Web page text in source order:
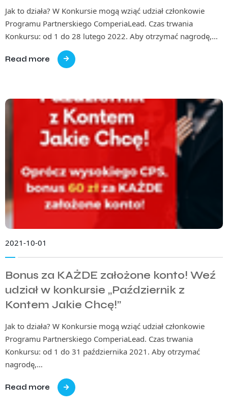
Jak to działa? W Konkursie mogą wziąć udział członkowie
Programu Partnerskiego ComperiaLead. Czas trwania
Konkursu: od 1 do 28 lutego 2022. Aby otrzymać nagrodę,…
Read more
2021-10-01
Bonus za KAŻDE założone konto! Weź
udział w konkursie „Październik z
Kontem Jakie Chcę!”
Jak to działa? W Konkursie mogą wziąć udział członkowie
Programu Partnerskiego ComperiaLead. Czas trwania
Konkursu: od 1 do 31 października 2021. Aby otrzymać
nagrodę,…
Read more